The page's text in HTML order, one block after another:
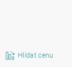
Hlídat cenu